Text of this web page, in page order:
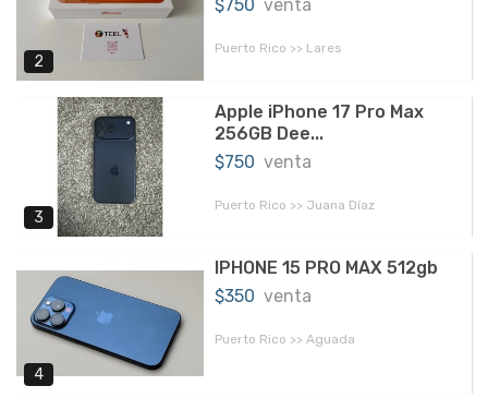
2
$750 venta
Puerto Rico >> Lares
3
Apple iPhone 17 Pro Max
256GB Dee...
$750 venta
Puerto Rico >> Juana Díaz
4
IPHONE 15 PRO MAX 512gb
$350 venta
Puerto Rico >> Aguada